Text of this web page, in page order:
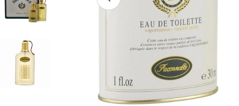
Ouvrir le média 3 en mode